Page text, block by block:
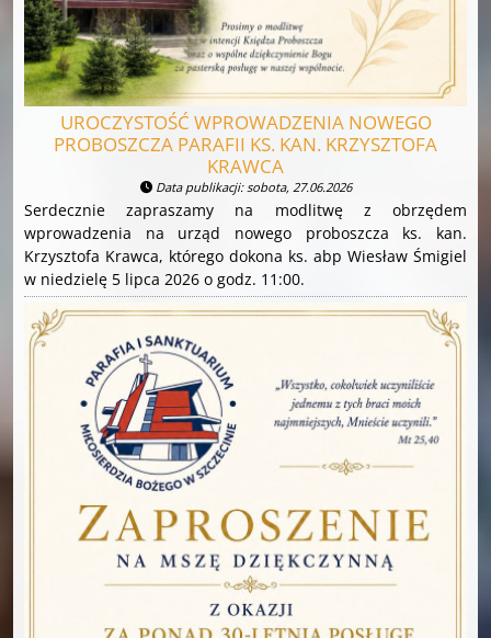
UROCZYSTOŚĆ WPROWADZENIA NOWEGO
PROBOSZCZA PARAFII KS. KAN. KRZYSZTOFA
KRAWCA
Data publikacji: sobota, 27.06.2026
Serdecznie zapraszamy na modlitwę z obrzędem
wprowadzenia na urząd nowego proboszcza ks. kan.
Krzysztofa Krawca, którego dokona ks. abp Wiesław Śmigiel
w niedzielę 5 lipca 2026 o godz. 11:00.